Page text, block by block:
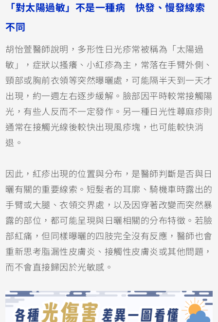
「對太陽過敏」不是一種病 快發、慢發線索
不同
胡怡萱醫師說明，多形性日光疹常被稱為「太陽過
敏」，症狀以搔癢、小紅疹為主，常落在手臂外側、
頸部或胸前衣領等突然曝曬處，可能隔半天到一天才
出現，約一週左右逐步緩解。臉部因平時較常接觸陽
光，有些人反而不一定發作。另一種日光性蕁麻疹則
通常在接觸光線後較快出現風疹塊，也可能較快消
退。
因此，紅疹出現的位置與分布，是醫師判斷是否與日
曬有關的重要線索。短髮者的耳廓、騎機車時露出的
手臂或大腿、衣領交界處，以及因穿著改變而突然暴
露的部位，都可能呈現與日曬相關的分布特徵。若臉
部紅痛，但同樣曝曬的四肢完全沒有反應，醫師也會
重新思考脂漏性皮膚炎、 接觸性皮膚炎 或其他問題，
而不會直接歸因於光敏感。